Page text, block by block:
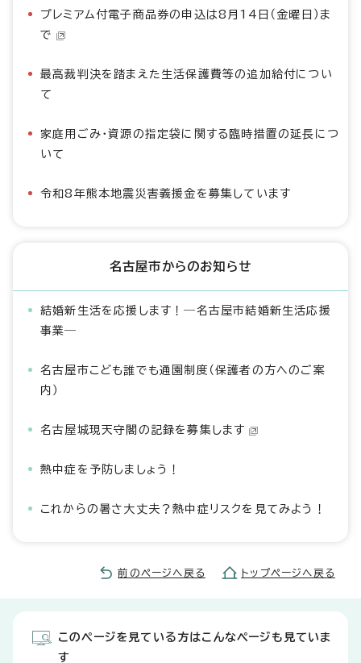
プレミアム付電子商品券の申込は8月14日（金曜日）ま
で
最高裁判決を踏まえた生活保護費等の追加給付につい
て
家庭用ごみ・資源の指定袋に関する臨時措置の延長につ
いて
令和8年熊本地震災害義援金を募集しています
名古屋市からのお知らせ
結婚新生活を応援します！―名古屋市結婚新生活応援
事業―
名古屋市こども誰でも通園制度（保護者の方へのご案
内）
名古屋城現天守閣の記録を募集します
熱中症を予防しましょう！
これからの暑さ大丈夫？熱中症リスクを見てみよう！
前のページへ戻る トップページへ戻る
このページを見ている方はこんなページも見ていま
す